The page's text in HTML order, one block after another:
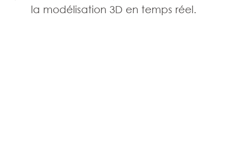
la modélisation 3D en temps réel.